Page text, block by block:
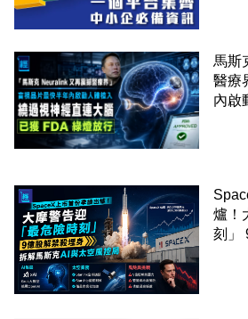
馬斯
醫療界 盲視晶片最
內啟
爐！
刻」